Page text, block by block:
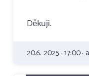
Děkuji.
20.6. 2025 · 17:00 ·